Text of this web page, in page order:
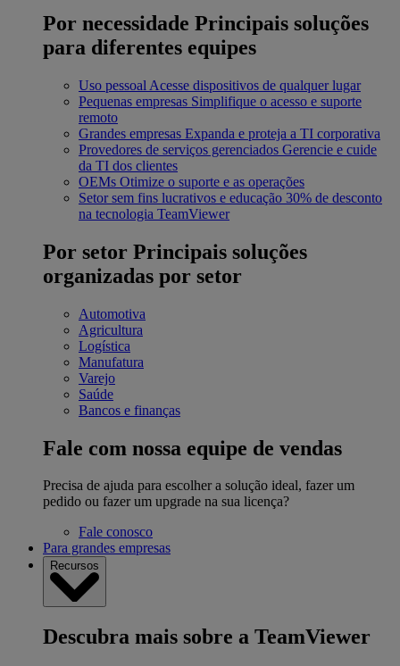
Por necessidade Principais soluções
para diferentes equipes
Uso pessoal Acesse dispositivos de qualquer lugar
Pequenas empresas Simplifique o acesso e suporte
remoto
Grandes empresas Expanda e proteja a TI corporativa
Provedores de serviços gerenciados Gerencie e cuide
da TI dos clientes
OEMs Otimize o suporte e as operações
Setor sem fins lucrativos e educação 30% de desconto
na tecnologia TeamViewer
Por setor Principais soluções
organizadas por setor
Automotiva
Agricultura
Logística
Manufatura
Varejo
Saúde
Bancos e finanças
Fale com nossa equipe de vendas
Precisa de ajuda para escolher a solução ideal, fazer um
pedido ou fazer um upgrade na sua licença?
Fale conosco
Para grandes empresas
Recursos
Descubra mais sobre a TeamViewer